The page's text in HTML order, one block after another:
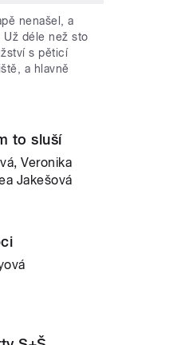
nenašel, a
déle než sto
s pěticí
a hlavně
to sluší
Veronika
Jakešová